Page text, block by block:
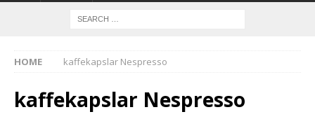
HOME kaffekapslar Nespresso
kaffekapslar Nespresso